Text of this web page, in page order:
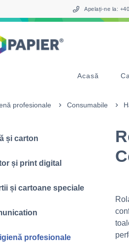
Apelați-ne la:
Acasă
profesionale Consumabile
și carton
și print digital
și cartoane speciale
profesionale